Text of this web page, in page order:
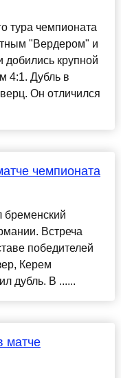
тура чемпионата
"Вердером" и
добились крупной
4:1. Дубль в
Он отличился
чемпионата
бременский
Встреча
победителей
Керем
дубль. В ......
матче